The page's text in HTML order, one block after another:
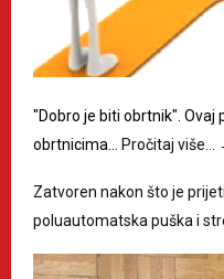
"Dobro je biti obrtnik".
obrtnicima… Pročitaj više…
Zatvoren nakon što je
poluautomatska puška i